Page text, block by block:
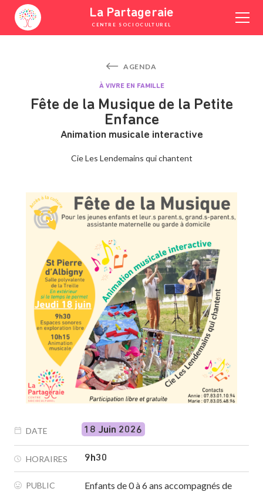
content
La Partageraie
CENTRE SOCIOCULTUREL
AGENDA
À VIVRE EN FAMILLE
Fête de la Musique de la Petite
Enfance
Animation musicale interactive
Cie Les Lendemains qui chantent
DATE 18 Juin 2026
HORAIRES 9h30
PUBLIC
Enfants de 0 à 6 ans accompagnés de